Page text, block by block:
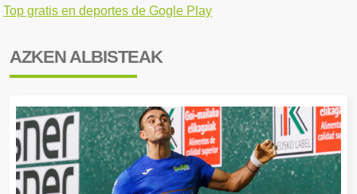
Top gratis en deportes de Gogle Play
AZKEN ALBISTEAK